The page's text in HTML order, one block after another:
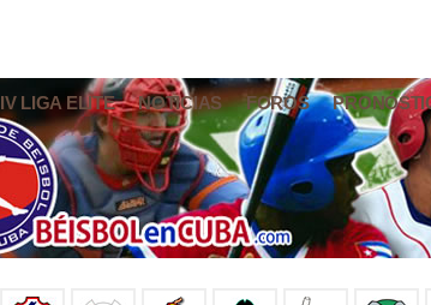
IV LIGA ELITE NOTICIAS FOROS